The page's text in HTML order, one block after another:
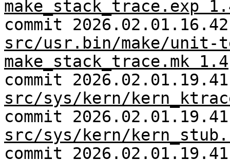
make_stack_trace.exp
commit
src/usr.bin/make/unit-
make_stack_trace.mk 1.4
commit
src/sys/kern/
commit
src/sys/kern/
commit